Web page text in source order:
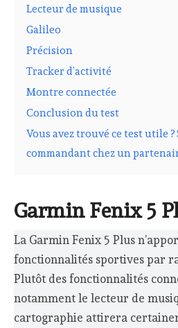
Lecteur de musique
Galileo
Précision
Tracker d’activité
Montre connectée
Conclusion du test
Vous avez trouvé ce test utile
commandant chez un
Garmin Fenix 5
La Garmin Fenix 5 Plus
fonctionnalités sportives par
Plutôt des fonctionnalités
notamment le lecteur de
cartographie attirera